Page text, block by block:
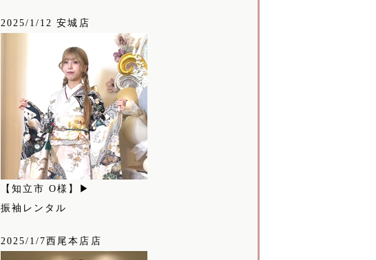
2025/1/12 安城店
【知立市 O様】▶
振袖レンタル
2025/1/7西尾本店店